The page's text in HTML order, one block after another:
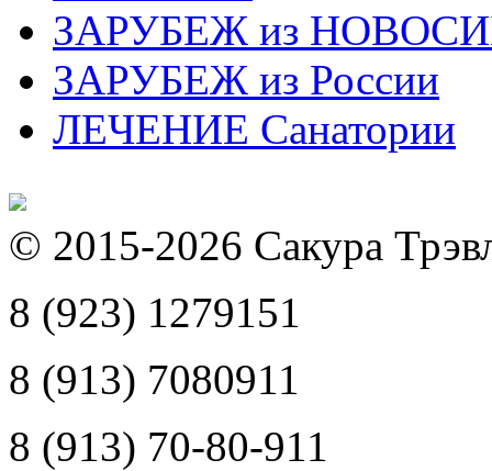
ЗАРУБЕЖ из
ЗАРУБЕЖ из России
ЛЕЧЕНИЕ Санатории
© 2015-2026 Сакура
8 (923) 1279151
8 (913) 7080911
8 (913) 70-80-911